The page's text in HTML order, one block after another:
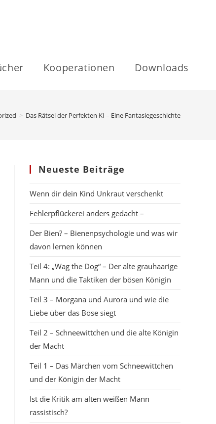
Kooperationen Downloads
> Das Rätsel der Perfekten KI – Eine Fantasiegeschichte
Neueste Beiträge
Wenn dir dein Kind Unkraut verschenkt
Fehlerpflückerei anders gedacht –
Der Bien? – Bienenpsychologie und was wir
davon lernen können
Teil 4: „Wag the Dog“ – Der alte grauhaarige
Mann und die Taktiken der bösen Königin
Teil 3 – Morgana und Aurora und wie die
Liebe über das Böse siegt
Teil 2 – Schneewittchen und die alte Königin
der Macht
Teil 1 – Das Märchen vom Schneewittchen
und der Königin der Macht
Ist die Kritik am alten weißen Mann
rassistisch?